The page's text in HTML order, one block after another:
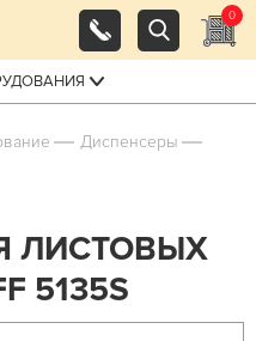
0
Диспенсеры
ЛИСТОВЫХ
5135S